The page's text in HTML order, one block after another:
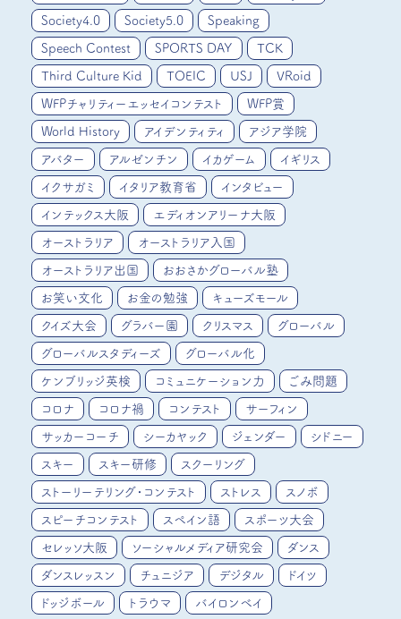
Society4.0 Society5.0 Speaking
Speech Contest SPORTS DAY TCK
Third Culture Kid TOEIC USJ VRoid
WFPチャリティーエッセイコンテスト WFP賞
World History アイデンティティ アジア学院
アバター アルゼンチン イカゲーム イギリス
イクサガミ イタリア教育省 インタビュー
インテックス大阪 エディオンアリーナ大阪
オーストラリア オーストラリア入国
オーストラリア出国 おおさかグローバル塾
お笑い文化 お金の勉強 キューズモール
クイズ大会 グラバー園 クリスマス グローバル
グローバルスタディーズ グローバル化
ケンブリッジ英検 コミュニケーション力 ごみ問題
コロナ コロナ禍 コンテスト サーフィン
サッカーコーチ シーカヤック ジェンダー シドニー
スキー スキー研修 スクーリング
ストーリーテリング・コンテスト ストレス スノボ
スピーチコンテスト スペイン語 スポーツ大会
セレッソ大阪 ソーシャルメディア研究会 ダンス
ダンスレッスン チュニジア デジタル ドイツ
ドッジボール トラウマ バイロンベイ